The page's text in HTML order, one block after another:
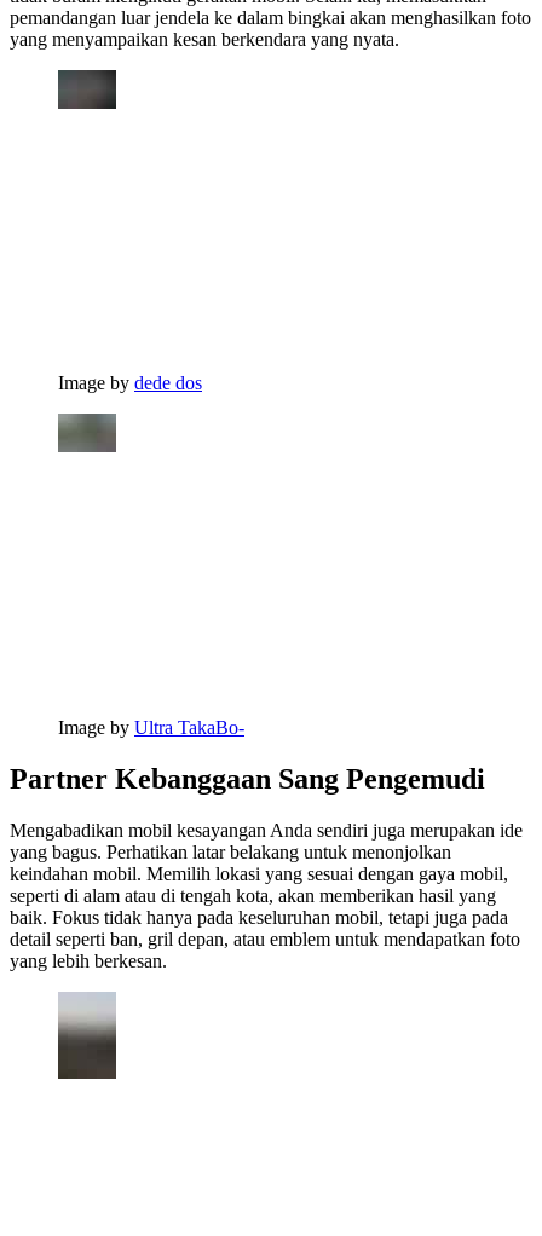
pemandangan luar jendela ke dalam bingkai akan menghasilkan foto
yang menyampaikan kesan berkendara yang nyata.
Image by dede dos
Image by Ultra TakaBo-
Partner Kebanggaan Sang Pengemudi
Mengabadikan mobil kesayangan Anda sendiri juga merupakan ide
yang bagus. Perhatikan latar belakang untuk menonjolkan
keindahan mobil. Memilih lokasi yang sesuai dengan gaya mobil,
seperti di alam atau di tengah kota, akan memberikan hasil yang
baik. Fokus tidak hanya pada keseluruhan mobil, tetapi juga pada
detail seperti ban, gril depan, atau emblem untuk mendapatkan foto
yang lebih berkesan.